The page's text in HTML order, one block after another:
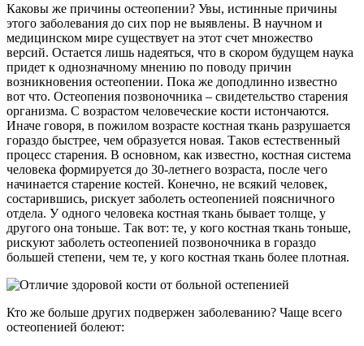
Каковы же причины остеопении? Увы, истинные причины
этого заболевания до сих пор не выявлены. В научном и
медицинском мире существует на этот счет множество
версий. Остается лишь надеяться, что в скором будущем наука
придет к однозначному мнению по поводу причин
возникновения остеопении. Пока же доподлинно известно
вот что. Остеопения позвоночника – свидетельство старения
организма. С возрастом человеческие кости истончаются.
Иначе говоря, в пожилом возрасте костная ткань разрушается
гораздо быстрее, чем образуется новая. Таков естественный
процесс старения. В основном, как известно, костная система
человека формируется до 30-летнего возраста, после чего
начинается старение костей. Конечно, не всякий человек,
состарившись, рискует заболеть остеопенией поясничного
отдела. У одного человека костная ткань бывает толще, у
другого она тоньше. Так вот: те, у кого костная ткань тоньше,
рискуют заболеть остеопенией позвоночника в гораздо
большей степени, чем те, у кого костная ткань более плотная.
Кто же больше других подвержен заболеванию? Чаще всего
остеопенией болеют: